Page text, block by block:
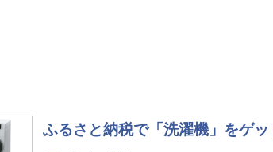
ふるさと納税で「洗濯機」をゲ